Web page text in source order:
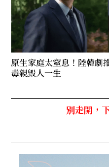
原生家庭太窒息！陸韓劇
毒親毀人一生
別走開，